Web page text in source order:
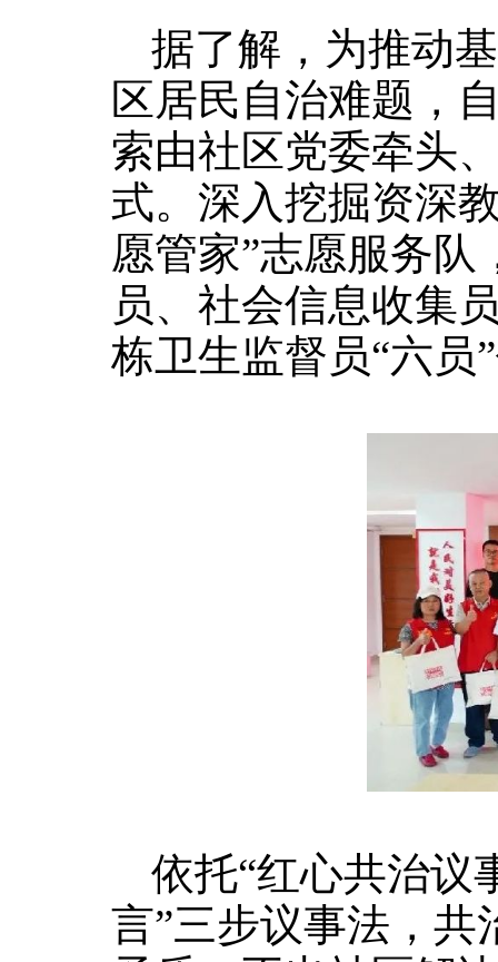
据了解，为推动
区居民自治难题，
索由社区党委牵头
式。深入挖掘资深
愿管家”志愿服务
员、社会信息收集
栋卫生监督员“六员
依托“红心共治议
言”三步议事法，共